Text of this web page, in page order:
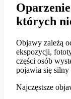
których
Objawy zależą
ekspozycji,
części osób
pojawia się silny
Najczęstsze